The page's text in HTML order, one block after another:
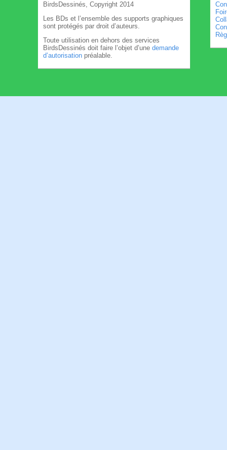
BirdsDessinés, Copyright 2014
Les BDs et l’ensemble des supports graphiques
sont protégés par droit d’auteurs.
Toute utilisation en dehors des services
BirdsDessinés doit faire l’objet d’une demande
d’autorisation préalable.